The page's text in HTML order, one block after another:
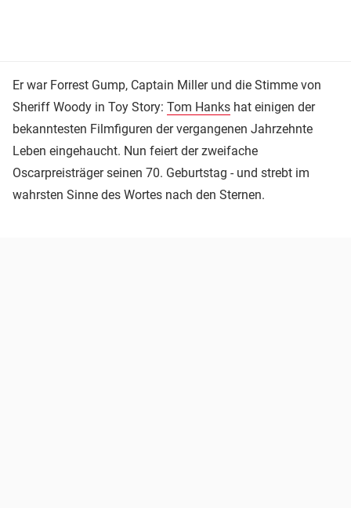
Er war Forrest Gump, Captain Miller und die Stimme von
Sheriff Woody in Toy Story: Tom Hanks hat einigen der
bekanntesten Filmfiguren der vergangenen Jahrzehnte
Leben eingehaucht. Nun feiert der zweifache
Oscarpreisträger seinen 70. Geburtstag - und strebt im
wahrsten Sinne des Wortes nach den Sternen.